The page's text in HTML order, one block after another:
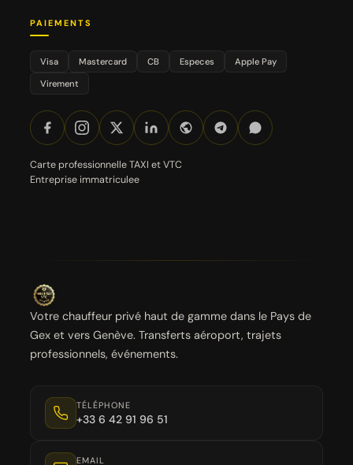
PAIEMENTS
Visa Mastercard CB Especes
Apple Pay
Virement
Carte professionnelle TAXI et VTC
Entreprise immatriculee
Votre chauffeur privé haut de gamme dans le Pays de
Gex et vers Genève. Transferts aéroport, trajets
professionnels, événements.
TÉLÉPHONE
+33 6 42 91 96 51
EMAIL